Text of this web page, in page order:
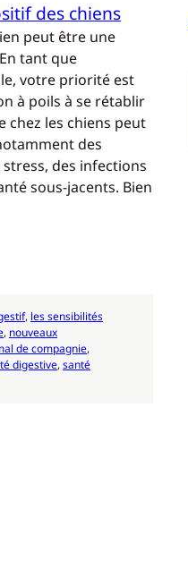
des chiens
peut être une
tant que
votre priorité est
à poils à se rétablir
chez les chiens peut
des
des infections
sous-jacents. Bien
, les sensibilités
, nouveaux
de compagnie
digestive, santé